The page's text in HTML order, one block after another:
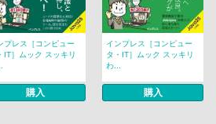
プレス［コンピュー
IT］ムック スッキリ
購入
インプレス［コンピュー
タ・IT］ムック スッキリ
わ...
購入